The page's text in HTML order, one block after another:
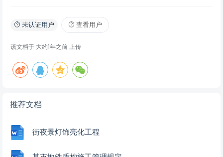
未认证用户 查看用户
该文档于 大约1年之前 上传
推荐文档
街夜景灯饰亮化工程